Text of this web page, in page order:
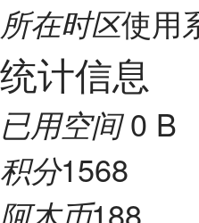
所在时区使用
统计信息
已用空间0 B
积分1568